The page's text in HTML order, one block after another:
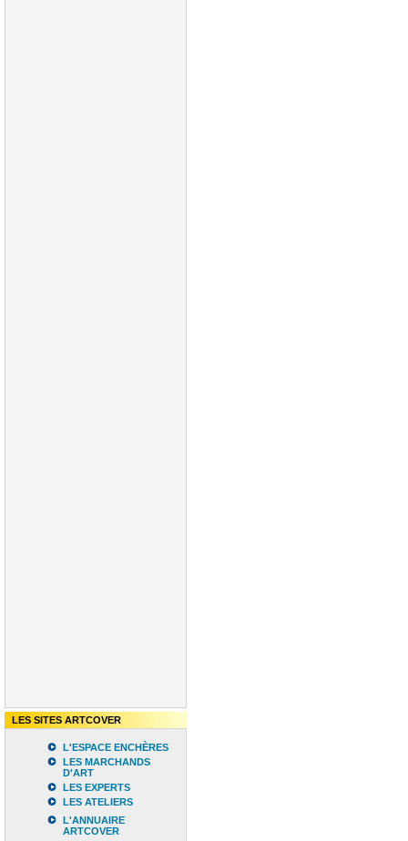
LES SITES ARTCOVER
L'ESPACE ENCHÈRES
LES MARCHANDS
D'ART
LES EXPERTS
LES ATELIERS
L'ANNUAIRE
ARTCOVER